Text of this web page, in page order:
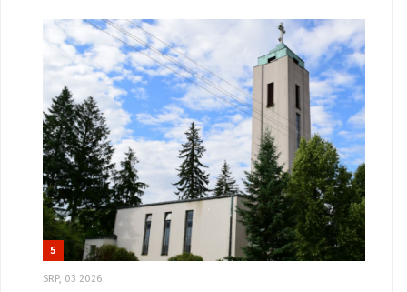
5
SRP, 03 2026